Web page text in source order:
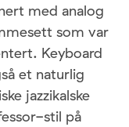
med analog
som var
Keyboard
et naturlig
jazzikalske
stil på